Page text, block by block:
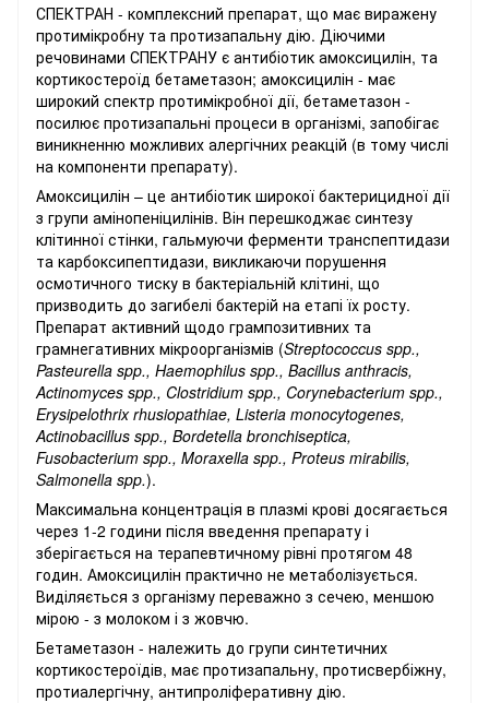
СПЕКТРАН - комплексний препарат, що має виражену
протимікробну та протизапальну дію. Діючими
речовинами СПЕКТРАНУ є антибіотик амоксицилін, та
кортикостероїд бетаметазон; амоксицилін - має
широкий спектр протимікробної дії, бетаметазон -
посилює протизапальні процеси в організмі, запобігає
виникненню можливих алергічних реакцій (в тому числі
на компоненти препарату).
Амоксицилін – це антибіотик широкої бактерицидної дії
з групи амінопеніцилінів. Він перешкоджає синтезу
клітинної стінки, гальмуючи ферменти транспептидази
та карбоксипептидази, викликаючи порушення
осмотичного тиску в бактеріальній клітині, що
призводить до загибелі бактерій на етапі їх росту.
Препарат активний щодо грампозитивних та
грамнегативних мікроорганізмів (Streptococcus spp.,
Pasteurella spp., Haemophilus spp., Bacillus anthracis,
Actinomyces spp., Clostridium spp., Corynebacterium spp.,
Erysipelothrix rhusiopathiae, Listeria monocytogenes,
Actinobacillus spp., Bordetella bronchiseptica,
Fusobacterium spp., Moraxella spp., Proteus mirabilis,
Salmonella spp.).
Максимальна концентрація в плазмі крові досягається
через 1-2 години після введення препарату і
зберігається на терапевтичному рівні протягом 48
годин. Амоксицилін практично не метаболізується.
Виділяється з організму переважно з сечею, меншою
мірою - з молоком і з жовчю.
Бетаметазон - належить до групи синтетичних
кортикостероїдів, має протизапальну, протисвербіжну,
протиалергічну, антипроліферативну дію.